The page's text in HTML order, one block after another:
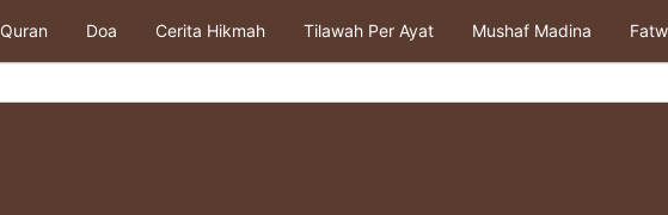
Quran Doa Cerita Hikmah Tilawah Per Ayat Mushaf Madina